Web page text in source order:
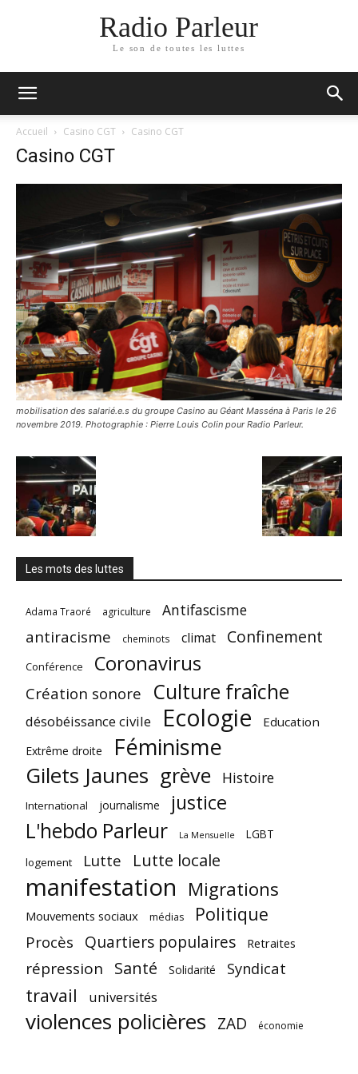
Radio Parleur
Le son de toutes les luttes
Accueil Casino CGT Casino CGT
Casino CGT
mobilisation des salarié.e.s du groupe Casino au Géant Masséna à Paris le 26
novembre 2019. Photographie : Pierre Louis Colin pour Radio Parleur.
Les mots des luttes
Adama Traoré agriculture Antifascisme
antiracisme cheminots climat Confinement
Conférence Coronavirus
Création sonore Culture fraîche
désobéissance civile Ecologie Education
Extrême droite Féminisme
Gilets Jaunes grève Histoire
International journalisme justice
L'hebdo Parleur La Mensuelle
LGBT
logement
Lutte Lutte locale
manifestation Migrations
Mouvements sociaux médias Politique
Procès Quartiers populaires Retraites
répression Santé Solidarité Syndicat
travail universités
violences policières ZAD économie